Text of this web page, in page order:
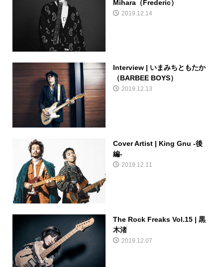
Mihara（Frederic）
2019.12.14
Interview | いまみちともたか
（BARBEE BOYS）
2019.12.13
Cover Artist | King Gnu -後
編-
2019.12.11
The Rock Freaks Vol.15 | 黒
木渚
2019.12.07